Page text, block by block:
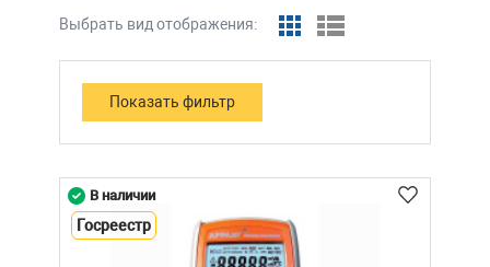
Выбрать вид отображения:
В наличии
Госреестр